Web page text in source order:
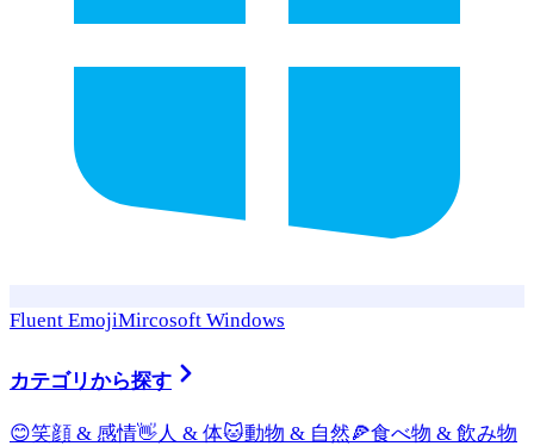
Fluent EmojiMircosoft Windows
カテゴリから探す
😊笑顔 & 感情👋 人 & 体🐱動物 & 自然🍕食べ物 & 飲み物